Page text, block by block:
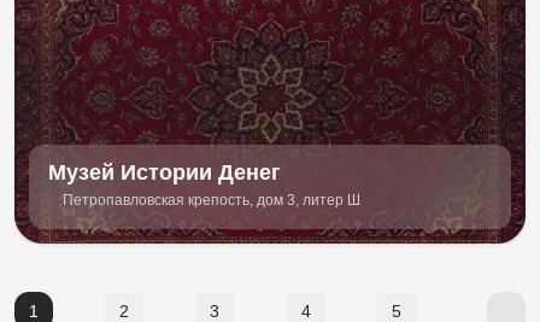
Музей Истории Денег
Петропавловская крепость, дом 3, литер Ш
1 2 3 4 5